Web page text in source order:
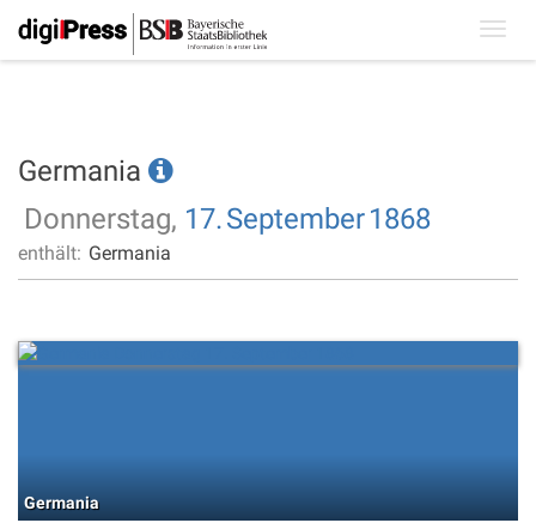
Germania
Donnerstag, 17.September1868
enthält: Germania
Germania